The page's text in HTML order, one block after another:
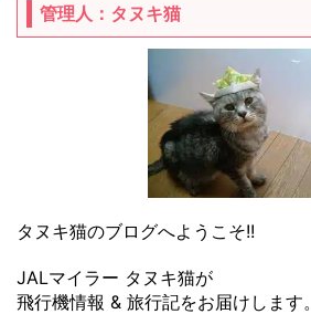
管理人：タヌキ猫
タヌキ猫のブログへようこそ!!
JALマイラー タヌキ猫が
飛行機情報 & 旅行記をお届けします。